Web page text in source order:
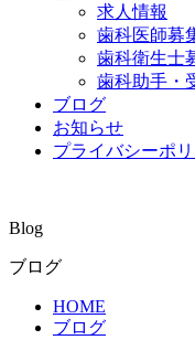
求人情報
歯科医師募
歯科衛生士
歯科助手・
ブログ
お知らせ
プライバシーポ
Blog
ブログ
HOME
ブログ